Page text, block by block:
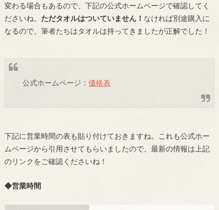
変わる場合もあるので、下記の公式ホームページで確認してく
ださいね。 ただタオルはついていません！ なければ別途購入に
なるので、筆者たちはタオルは持ってきましたが正解でした！
公式ホームページ：価格表
下記に営業時間の表も貼り付けておきますね。これも公式ホー
ムページから引用させてもらいましたので、最新の情報は上記
のリンクをご確認くださいね！
◆営業時間